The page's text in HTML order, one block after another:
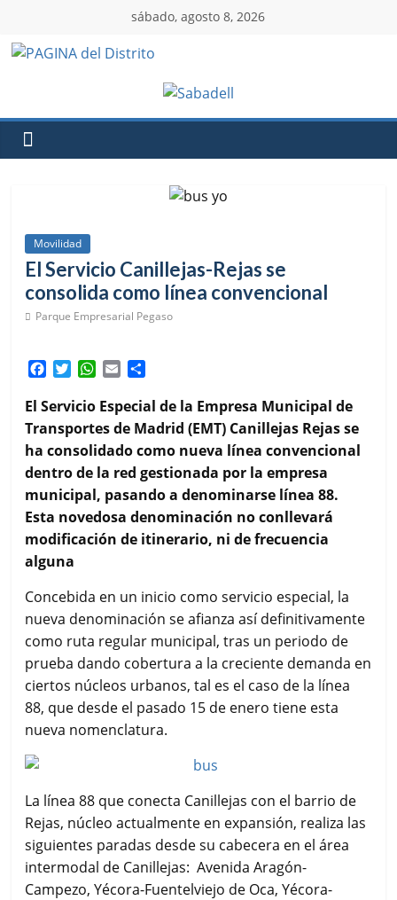
sábado, agosto 8, 2026
Movilidad
El Servicio Canillejas-Rejas se
consolida como línea convencional
Parque Empresarial Pegaso
c
e
b
o
o
k
i
t
t
e
r
W
a
t
s
A
p
a
i
l
m
p
a
r
t
i
r
El Servicio Especial de la Empresa Municipal de
Transportes de Madrid (EMT) Canillejas Rejas se
ha consolidado como nueva línea convencional
dentro de la red gestionada por la empresa
municipal, pasando a denominarse línea 88.
Esta novedosa denominación no conllevará
modificación de itinerario, ni de frecuencia
alguna
Concebida en un inicio como servicio especial, la
nueva denominación se afianza así definitivamente
como ruta regular municipal, tras un periodo de
prueba dando cobertura a la creciente demanda en
ciertos núcleos urbanos, tal es el caso de la línea
88, que desde el pasado 15 de enero tiene esta
nueva nomenclatura.
La línea 88 que conecta Canillejas con el barrio de
Rejas, núcleo actualmente en expansión, realiza las
siguientes paradas desde su cabecera en el área
intermodal de Canillejas: Avenida Aragón-
Campezo, Yécora-Fuentelviejo de Oca, Yécora-